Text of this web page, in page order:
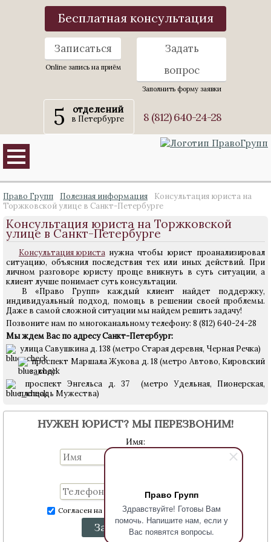
Право Групп
Здравствуйте! Готовы Вам
помочь. Напишите нам, если у
Вас появятся вопросы.
Бесплатная консультация
Записаться
Online запись на приём
Задать
вопрос
Заполнить форму заявки
5 отделений
в Петербурге 8 (812) 640-24-28
Право Групп Полезная информация
Консультация юриста на
Торжковской улице в Санкт-Петербурге
Консультация юриста на Торжковской
улице в Санкт-Петербурге
Консультация юристанужна чтобы юрист проанализировал
ситуацию, объяснил последствия тех или иных действий. При
личном разговоре юристу проще вникнуть в суть ситуации, а
клиент лучше понимает суть консультации.
В «Право Групп» каждый клиент найдет поддержку,
индивидуальный подход, помощь в решении своей проблемы.
Даже в самой сложной ситуации мы найдем решить задачу!
Позвоните нам по многоканальному телефону: 8 (812) 640-24-28
Мы ждем Вас по адресу Санкт-Петербург:
улица Савушкина д. 138 (метро Старая деревня, Черная Речка)
проспект Маршала Жукова д. 18 (метро Автово, Кировский
завод)
проспект Энгельса д. 37 (метро Удельная, Пионерская,
площадь Мужества)
НУЖЕН ЮРИСТ? МЫ ПЕРЕЗВОНИМ!
Имя:
Согласен на обработку персональных данных
Заказать звонок